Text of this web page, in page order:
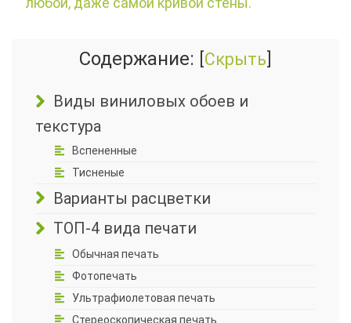
Содержание: Скрыть
Виды виниловых обоев и
текстура
Вспененные
Тисненые
Варианты расцветки
ТОП-4 вида печати
Обычная печать
Фотопечать
Ультрафиолетовая печать
Стереоскопическая печать